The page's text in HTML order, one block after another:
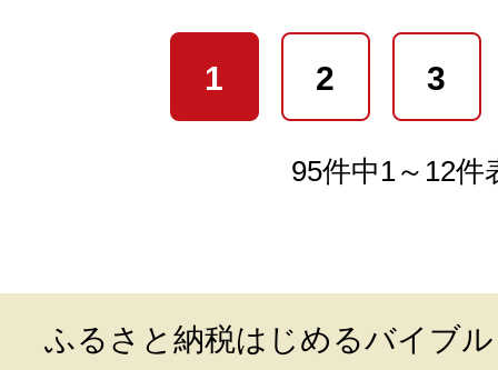
1 2 3
95件中1～12件
ふるさと納税はじめるバイブル